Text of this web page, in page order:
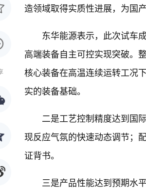
造领域取得实质性进展，为国
东华能源表示，此次试车
高端装备自主可控实现突破。
核心装备在高温连续运转工况
实的装备基础。
二是工艺控制精度达到国
现反应气氛的快速动态调节；
证背书。
三是产品性能达到预期水